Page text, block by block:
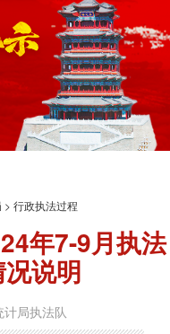
>行政执法过程
年7-9月执法
说明
局执法队